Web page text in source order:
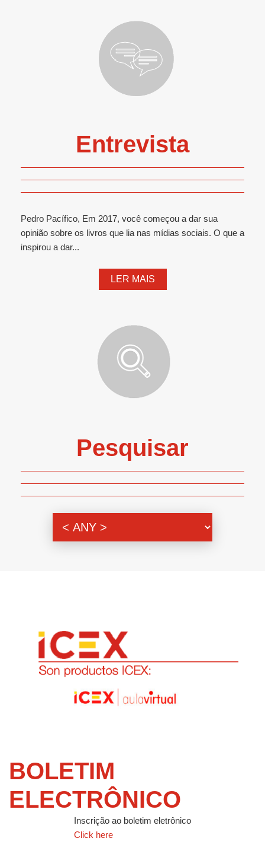
Entrevista
Pedro Pacífico, Em 2017, você começou a dar sua
opinião sobre os livros que lia nas mídias sociais. O que a
inspirou a dar...
LER MAIS
Pesquisar
BOLETIM
ELECTRÔNICO
Inscrição ao boletim eletrônico
Click here